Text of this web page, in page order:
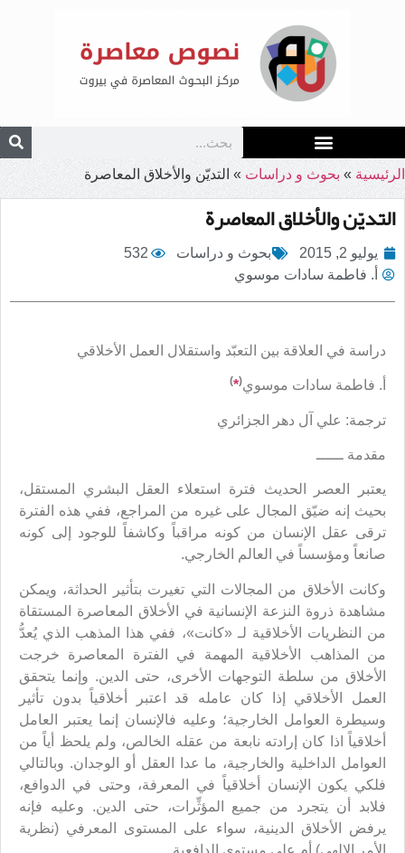
الرئيسية » بحوث و دراسات » التديّن والأخلاق المعاصرة
التديّن والأخلاق المعاصرة
يوليو 2, 2015 بحوث و دراسات
532
أ. فاطمة سادات موسوي
دراسة في العلاقة بين التعبّد واستقلال العمل الأخلاقي
أ. فاطمة سادات موسوي(
*
)
ترجمة: علي آل دهر الجزائري
مقدمة ــــــ
يعتبر العصر الحديث فترة استعلاء العقل البشري المستقل،
بحيث إنه ضيّق المجال على غيره من المراجع، ففي هذه الفترة
ترقى عقل الإنسان من كونه مراقباً وكاشفاً للوجود إلى كونه
صانعاً ومؤسساً في العالم الخارجي.
وكانت الأخلاق من المجالات التي تغيرت بتأثير الحداثة، ويمكن
مشاهدة ذروة النزعة الإنسانية في الأخلاق المعاصرة المستقاة
من النظريات الأخلاقية لـ «كانت»، ففي هذا المذهب الذي يُعدُّ
من المذاهب الأخلاقية المهمة في الفترة المعاصرة خرجت
الأخلاق من سلطة التوجهات الأخرى، حتى الدين. وإنما يتحقق
العمل الأخلاقي إذا كان عامله قد اعتبر أخلاقياً بدون تأثير
وسيطرة العوامل الخارجية؛ وعليه فالإنسان إنما يعتبر العامل
أخلاقياً اذا كان إرادته نابعة من عقله الخالص، ولم يلحظ أياً من
العوامل الداخلية والخارجية، ما عدا العقل أو الوجدان. وبالتالي
فلكي يكون الإنسان أخلاقياً في المعرفة، وحتى في الدوافع،
فلابد أن يتجرد من جميع المؤثِّرات، حتى الدين. وعليه فإنه
يرفض الأخلاق الدينية، سواء على المستوى المعرفي (نظرية
الأمر الإلهي) أم على مستوى الدافعية.